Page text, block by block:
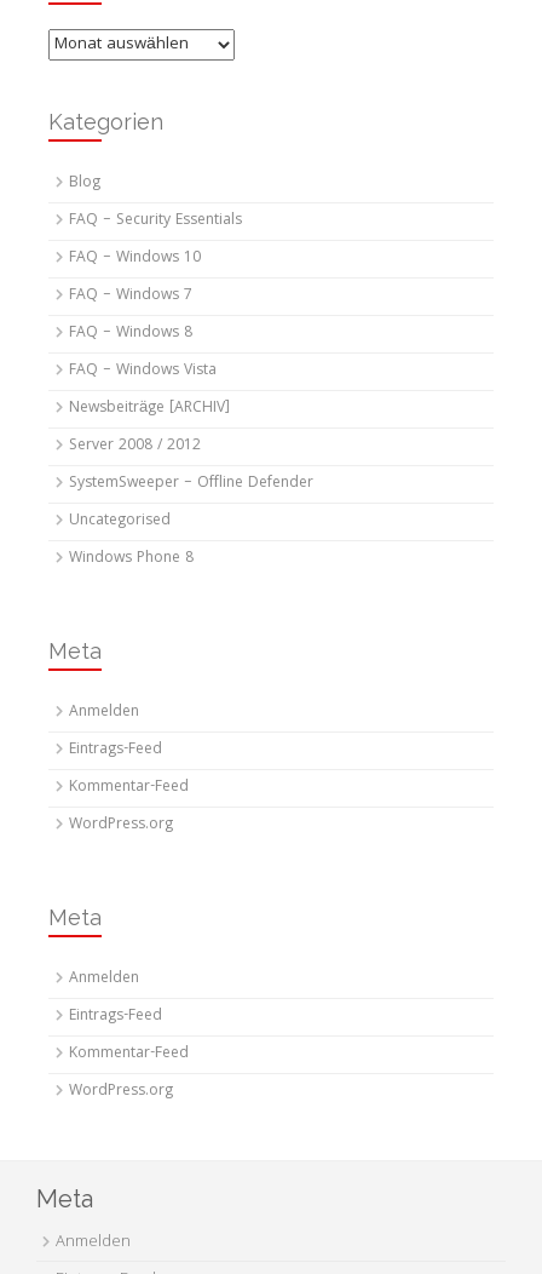
Archiv
Kategorien
Blog
FAQ – Security Essentials
FAQ – Windows 10
FAQ – Windows 7
FAQ – Windows 8
FAQ – Windows Vista
Newsbeiträge [ARCHIV]
Server 2008 / 2012
SystemSweeper – Offline Defender
Uncategorised
Windows Phone 8
Meta
Anmelden
Eintrags-Feed
Kommentar-Feed
WordPress.org
Meta
Anmelden
Eintrags-Feed
Kommentar-Feed
WordPress.org
Meta
Anmelden